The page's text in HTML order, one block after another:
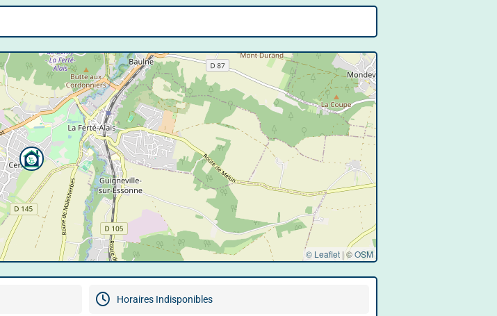
© Leaflet |©OSM
Horaires Indisponibles